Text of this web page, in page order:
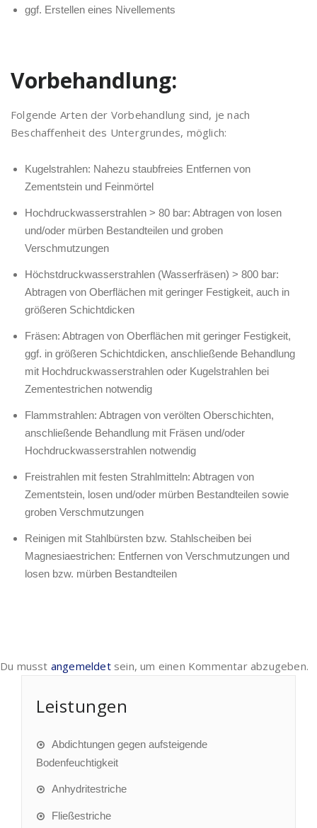
ggf. Erstellen eines Nivellements
Vorbehandlung:
Folgende Arten der Vorbehandlung sind, je nach
Beschaffenheit des Untergrundes, möglich:
Kugelstrahlen: Nahezu staubfreies Entfernen von
Zementstein und Feinmörtel
Hochdruckwasserstrahlen > 80 bar: Abtragen von losen
und/oder mürben Bestandteilen und groben
Verschmutzungen
Höchstdruckwasserstrahlen (Wasserfräsen) > 800 bar:
Abtragen von Oberflächen mit geringer Festigkeit, auch in
größeren Schichtdicken
Fräsen: Abtragen von Oberflächen mit geringer Festigkeit,
ggf. in größeren Schichtdicken, anschließende Behandlung
mit Hochdruckwasserstrahlen oder Kugelstrahlen bei
Zementestrichen notwendig
Flammstrahlen: Abtragen von verölten Oberschichten,
anschließende Behandlung mit Fräsen und/oder
Hochdruckwasserstrahlen notwendig
Freistrahlen mit festen Strahlmitteln: Abtragen von
Zementstein, losen und/oder mürben Bestandteilen sowie
groben Verschmutzungen
Reinigen mit Stahlbürsten bzw. Stahlscheiben bei
Magnesiaestrichen: Entfernen von Verschmutzungen und
losen bzw. mürben Bestandteilen
Du musst angemeldetsein, um einen Kommentar abzugeben.
Leistungen
Abdichtungen gegen aufsteigende
Bodenfeuchtigkeit
Anhydritestriche
Fließestriche